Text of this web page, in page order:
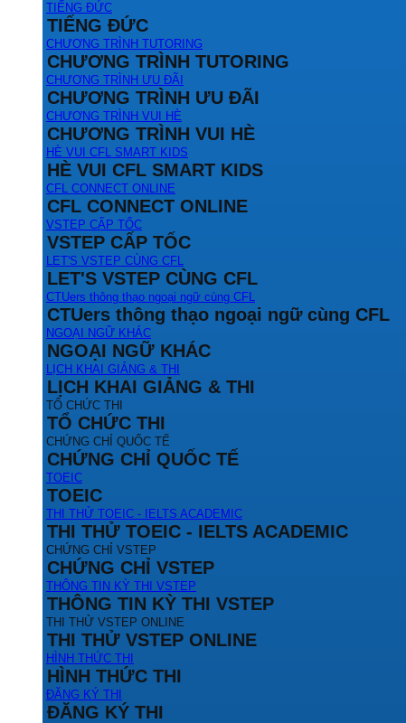
TIẾNG ĐỨC
TIẾNG ĐỨC
CHƯƠNG TRÌNH TUTORING
CHƯƠNG TRÌNH TUTORING
CHƯƠNG TRÌNH ƯU ĐÃI
CHƯƠNG TRÌNH ƯU ĐÃI
CHƯƠNG TRÌNH VUI HÈ
CHƯƠNG TRÌNH VUI HÈ
HÈ VUI CFL SMART KIDS
HÈ VUI CFL SMART KIDS
CFL CONNECT ONLINE
CFL CONNECT ONLINE
VSTEP CẤP TỐC
VSTEP CẤP TỐC
LET'S VSTEP CÙNG CFL
LET'S VSTEP CÙNG CFL
CTUers thông thạo ngoại ngữ cùng CFL
CTUers thông thạo ngoại ngữ cùng CFL
NGOẠI NGỮ KHÁC
NGOẠI NGỮ KHÁC
LỊCH KHAI GIẢNG & THI
LỊCH KHAI GIẢNG & THI
TỔ CHỨC THI
TỔ CHỨC THI
CHỨNG CHỈ QUỐC TẾ
CHỨNG CHỈ QUỐC TẾ
TOEIC
TOEIC
THI THỬ TOEIC - IELTS ACADEMIC
THI THỬ TOEIC - IELTS ACADEMIC
CHỨNG CHỈ VSTEP
CHỨNG CHỈ VSTEP
THÔNG TIN KỲ THI VSTEP
THÔNG TIN KỲ THI VSTEP
THI THỬ VSTEP ONLINE
THI THỬ VSTEP ONLINE
HÌNH THỨC THI
HÌNH THỨC THI
ĐĂNG KÝ THI
ĐĂNG KÝ THI